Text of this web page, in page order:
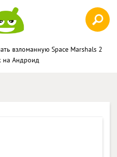
взломанную Space Marshals 2
на Андроид